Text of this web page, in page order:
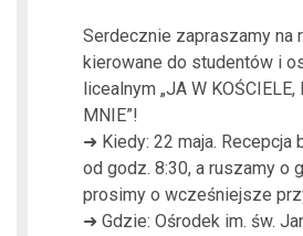
Serdecznie zapraszamy na
kierowane do studentów i
licealnym „JA W KOŚCIELE,
MNIE”!
➜ Kiedy: 22 maja. Recepcja
od godz. 8:30, a ruszamy o
prosimy o wcześniejsze
➜ Gdzie: Ośrodek im. św.